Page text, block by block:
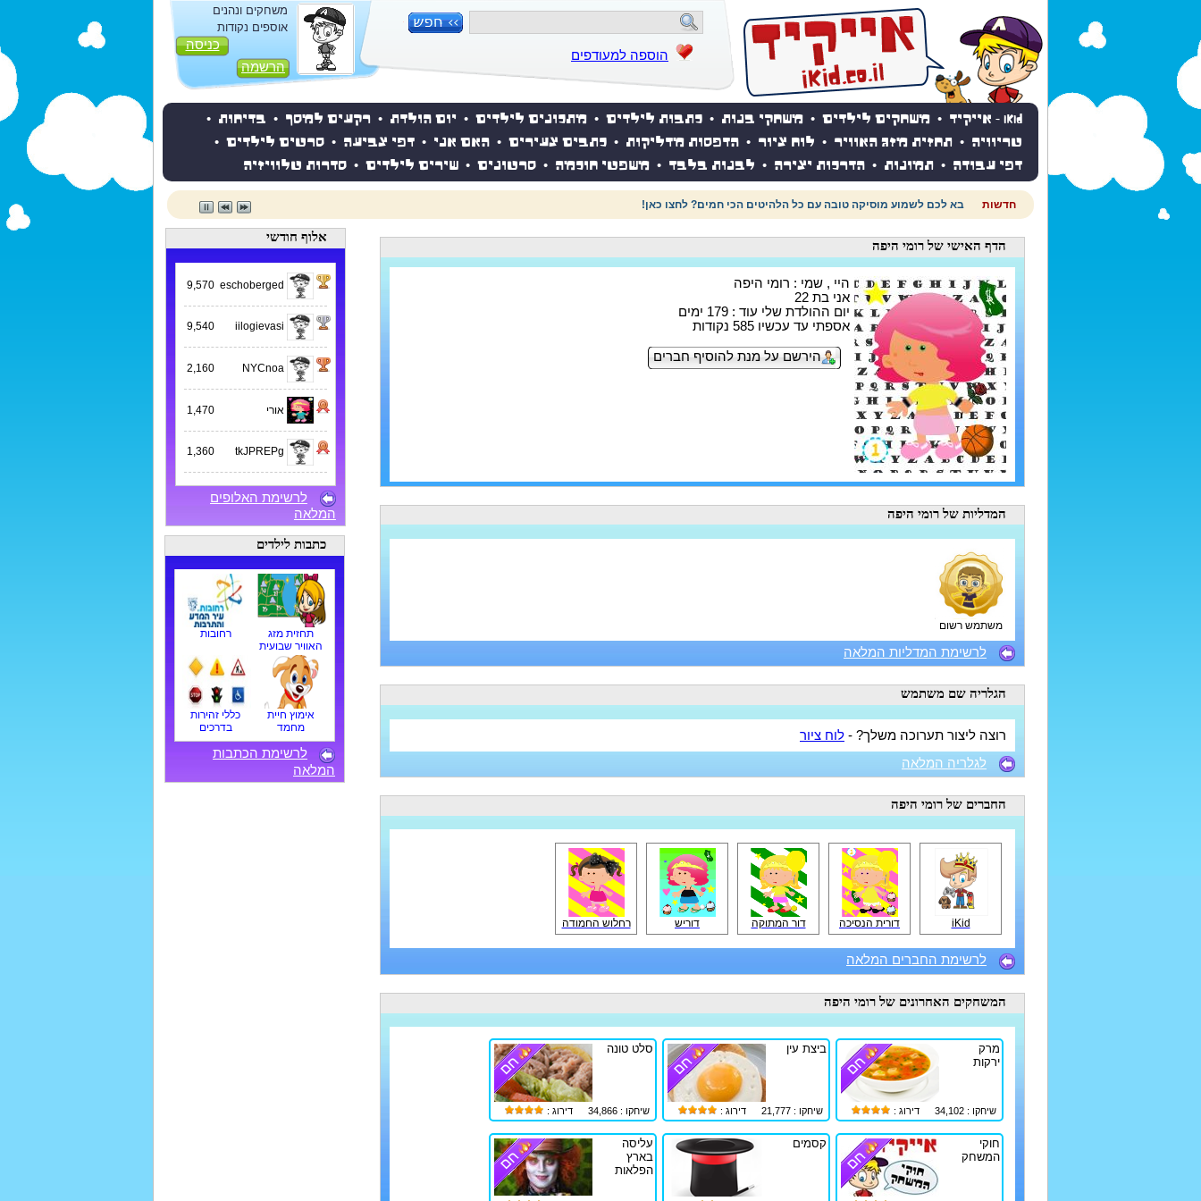
הוספה למעודפים
משחקים ונהנים
אוספים נקודות
כניסה
הרשמה
iKid - אייקיד • משחקים לילדים • משחקי בנות • כתבות לילדים • מתכונים לילדים • יום הולדת • רקעים למסך • בדיחות •
טריוויה • תחזית מזג האוויר • לוח ציור • הדפסות מדליקות • כתבים צעירים • האם אני • דפי צביעה • סרטים לילדים •
דפי עבודה • תמונות • הדרכות יצירה • לבנות בלבד • משפטי חוכמה • סרטונים • שירים לילדים • סדרות טלוויזיה
חדשות בא לכם לשמוע מוסיקה טובה עם כל הלהיטים הכי חמים? לחצו כאן!
הדף האישי של רומי היפה
היי , שמי : רומי היפה
אני בת 22
יום ההולדת שלי עוד : 179 ימים
אספתי עד עכשיו 585 נקודות
הירשם על מנת להוסיף חברים
המדליות של רומי היפה
משתמש רשום
לרשימת המדליות המלאה
הגלריה שם משתמש
רוצה ליצור תערוכה משלך? - לוח ציור
לגלריה המלאה
החברים של רומי היפה
iKid דורית הנסיכה דור המתוקה דוריש רחלוש החמודה
לרשימת החברים המלאה
המשחקים האחרונים של רומי היפה
מרק
ירקות
שיחקו : 34,102 דירוג :
ביצת עין
שיחקו : 21,777 דירוג :
סלט טונה
שיחקו : 34,866 דירוג :
חוקי
המשחק
קסמים
עליסה
בארץ
הפלאות
אלוף חודשי
9,570
9,540
2,160
אורי 1,470
1,360
לרשימת האלופים
המלאה
כתבות לילדים
תחזית מזג
האוויר שבועית
רחובות
אימוץ חיית
מחמד
כללי זהירות
בדרכים
לרשימת הכתבות
המלאה